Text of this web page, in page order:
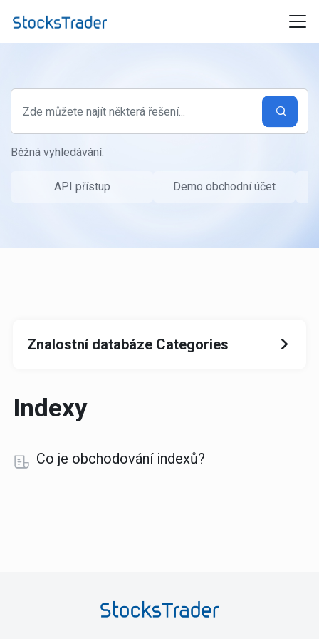
Běžná vyhledávání:
API přístup Demo obchodní účet
Znalostní databáze Categories
Indexy
Co je obchodování indexů?